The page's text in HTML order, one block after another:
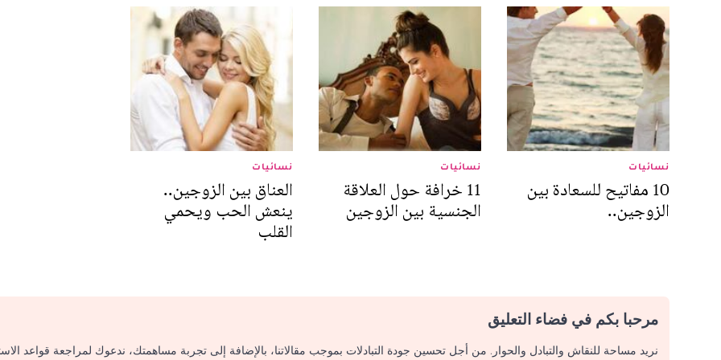
نسائيات
10 مفاتيح للسعادة بين
الزوجين..
نسائيات
11 خرافة حول العلاقة
الجنسية بين الزوجين
نسائيات
العناق بين الزوجين..
ينعش الحب ويحمي
القلب
مرحبا بكم في فضاء التعليق
نريد مساحة للنقاش والتبادل والحوار. من أجل تحسين جودة التبادلات بموجب مقالاتنا، بالإضافة إلى تجربة مساهمتك، ندعوك لمراجعة قواعد